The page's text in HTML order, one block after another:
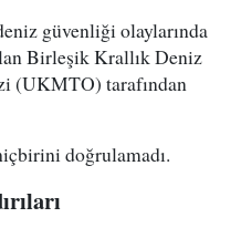
güvenliği olaylarında
Birleşik Krallık Deniz
(UKMTO) tarafından
doğrulamadı.